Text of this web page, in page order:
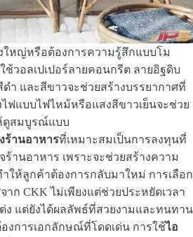
ใหญ่หรือต้องการความรู้สึกแบบโม
ช้วอลเปเปอร์ลายคอนกรีต ลายอิฐดิบ
ำ และสีขาวจะช่วยสร้างบรรยากาศที่
ฟแบบไฟไหม้หรือแสงสีขาวเย็นจะช่วย
ดูสมบูรณ์แบบ
ร้านอาหารที่เหมาะสมเป็นการลงทุนที่
านอาหาร เพราะจะช่วยสร้างความ
ให้ลูกค้าต้องการกลับมาใหม่ การเลือก
จาก CKK ไม่เพียงแต่ช่วยประหยัดเวลา
ง แต่ยังได้ผลลัพธ์ที่สวยงามและทนทาน
งการเอกลักษณ์ที่โดดเด่น การใช้ไอ